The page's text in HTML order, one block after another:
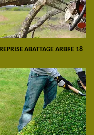
ABATTAGE ARBRE 18